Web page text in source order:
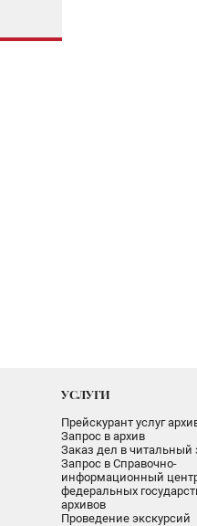
УСЛУГИ
Прейскурант услуг
Запрос в архив
Заказ дел в читальный
Запрос в Справочно-
информационный
федеральных
архивов
Проведение экскурсий